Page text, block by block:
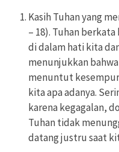
Kasih Tuhan yang
– 18). Tuhan
di dalam hati kita
menunjukkan
menuntut
kita apa adanya.
karena kegagalan,
Tuhan tidak
datang justru saat